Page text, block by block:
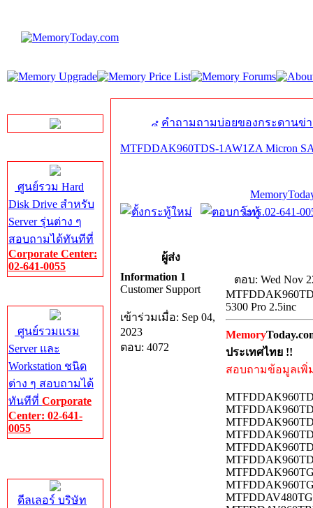
ศูนย์รวม Hard
Disk Drive สำหรับ
Server รุ่นต่าง ๆ
สอบถามได้ทันทีที่
Corporate Center:
02-641-0055
ศูนย์รวมแรม
Server และ
Workstation ชนิด
ต่าง ๆ สอบถามได้
ทันทีที่ Corporate
Center: 02-641-
0055
ดีลเลอร์ บริษัท
คำถามถามบ่อยของกระดานข่
MTFDDAK960TDS-1AW1ZA Micron
โทร.02-641-
ผู้ส่ง
Information 1
Customer Support
เข้าร่วมเมื่อ: Sep 04,
2023
ตอบ: 4072
ตอบ: Wed Nov
5300 Pro 2.5inc
Memory
ประเทศไทย !!
สอบถามข้อมูลเพิ่